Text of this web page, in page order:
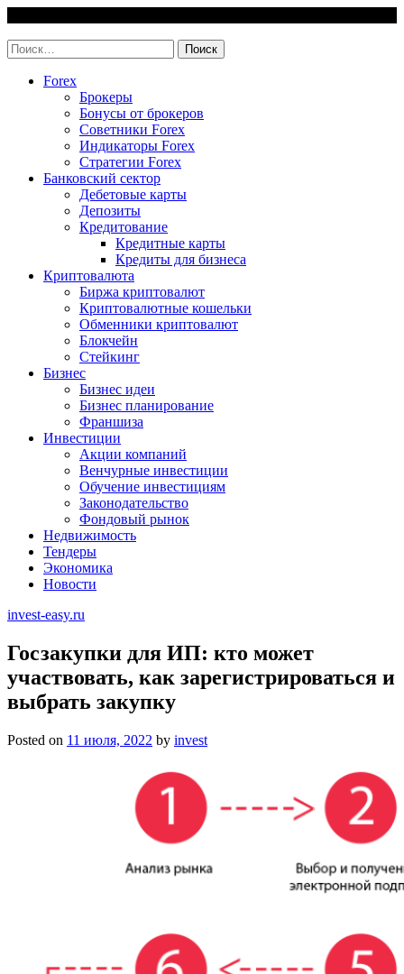
content
Найти:
Forex
Брокеры
Бонусы от брокеров
Советники Forex
Индикаторы Forex
Стратегии Forex
Банковский сектор
Дебетовые карты
Депозиты
Кредитование
Кредитные карты
Кредиты для бизнеса
Криптовалюта
Биржа криптовалют
Криптовалютные кошельки
Обменники криптовалют
Блокчейн
Стейкинг
Бизнес
Бизнес идеи
Бизнес планирование
Франшиза
Инвестиции
Акции компаний
Венчурные инвестиции
Обучение инвестициям
Законодательство
Фондовый рынок
Недвижимость
Тендеры
Экономика
Новости
invest-easy.ru
Госзакупки для ИП: кто может
участвовать, как зарегистрироваться и
выбрать закупку
Posted on 11 июля, 2022 by invest